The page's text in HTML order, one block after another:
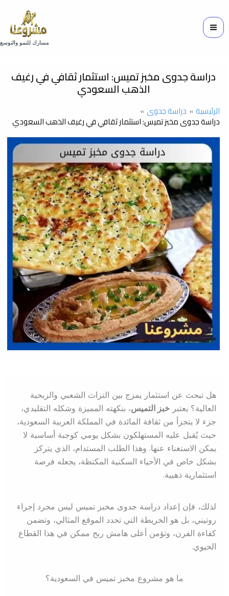
مسارك للنمو والتوسع
دراسة جدوى مخبز تميس: استثمار ثقافي في رغيف
الذهب السعودي
الرئيسية دراسة جدوى
دراسة جدوى مخبز تميس: استثمار ثقافي في رغيف الذهب السعودي
هل تبحث عن استثمار يمزج بين التراث الشعبي والربحية
العالية؟ يعتبر خبز التميس، بنكهته المميزة وشكله التقليدي،
جزء لا يتجزأ من ثقافة المائدة في المملكة العربية السعودية،
حيث يُقبل عليه المستهلكون بشكل يومي كوجبة أساسية لا
يمكن الاستغناء عنها. وهذا الطلب المستدام، الذي يتركز
بشكل خاص في الأحياء السكنية المكتظة، يجعله فرصة
استثمارية ذهبية.
لذلك، فإن إعداد دراسة جدوى مخبز تميس ليس مجرد إجراء
روتيني، بل هو الخريطة التي تحدد الموقع المثالي، وتضمن
كفاءة الفرن، وتؤمن أعلى هامش ربح ممكن في هذا القطاع
الحيوي.
ما هو مشروع مخبز تميس في السعودية؟